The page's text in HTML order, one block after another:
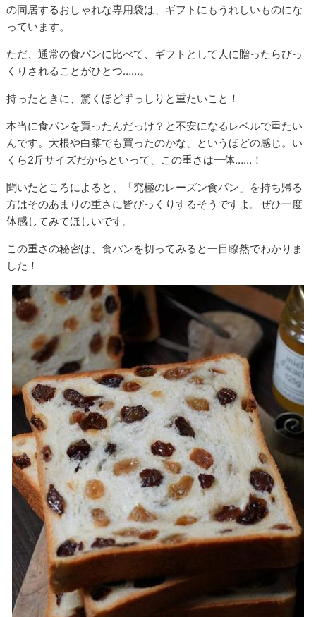
の同居するおしゃれな専用袋は、ギフトにもうれしいものにな
っています。
ただ、通常の食パンに比べて、ギフトとして人に贈ったらびっ
くりされることがひとつ……。
持ったときに、驚くほどずっしりと重たいこと！
本当に食パンを買ったんだっけ？と不安になるレベルで重たい
んです。大根や白菜でも買ったのかな、というほどの感じ。い
くら2斤サイズだからといって、この重さは一体……！
聞いたところによると、「究極のレーズン食パン」を持ち帰る
方はそのあまりの重さに皆びっくりするそうですよ。ぜひ一度
体感してみてほしいです。
この重さの秘密は、食パンを切ってみると一目瞭然でわかりま
した！